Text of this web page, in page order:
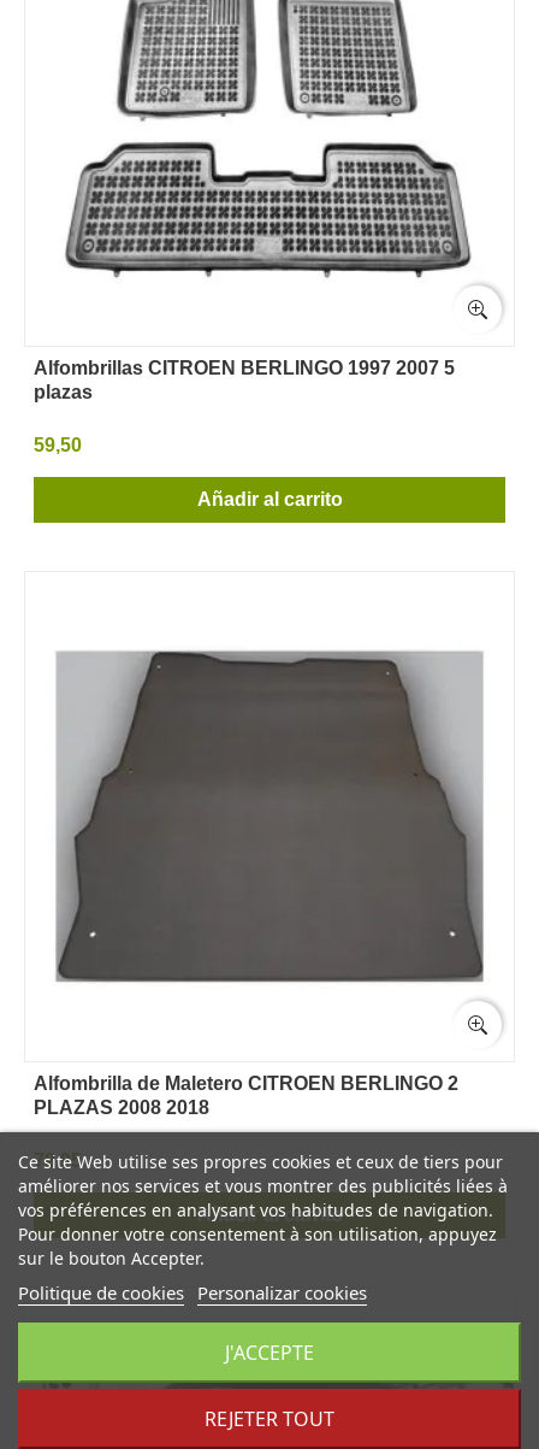
Alfombrillas CITROEN BERLINGO 1997 2007 5
plazas
59,50
Añadir al carrito
Alfombrilla de Maletero CITROEN BERLINGO 2
PLAZAS 2008 2018
79,95
Añadir al carrito
Ce site Web utilise ses propres cookies et ceux de tiers pour
améliorer nos services et vous montrer des publicités liées à
vos préférences en analysant vos habitudes de navigation.
Pour donner votre consentement à son utilisation, appuyez
sur le bouton Accepter.
Politique de cookies Personalizar cookies
REJETER TOUT
J'ACCEPTE